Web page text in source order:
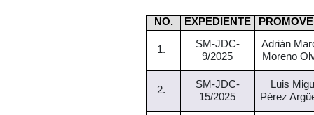
NO. EXPEDIENTE
1.
SM-JDC-
9/2025
Adrián
Moreno
2.
SM-JDC-
15/2025
Luis
Pérez